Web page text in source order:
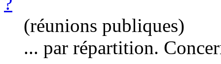
(réunions publiques)
... par répartition.